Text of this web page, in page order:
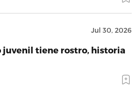
Jul 30, 2026
juvenil tiene rostro, historia